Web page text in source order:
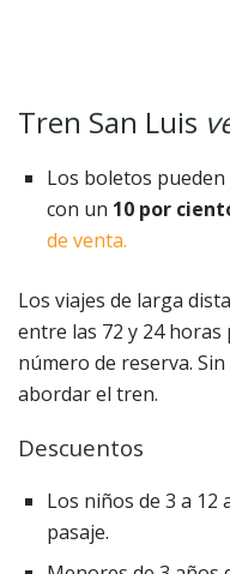
Tren San Luis
Los boletos pueden
con un 10 por
de venta.
Los viajes de larga
entre las 72 y 24
número de reserva.
abordar el tren.
Descuentos
Los niños de 3 a 12
pasaje.